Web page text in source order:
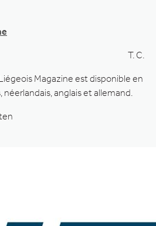
T. C.
Liégeois Magazine est disponible en
néerlandais, anglais et allemand.